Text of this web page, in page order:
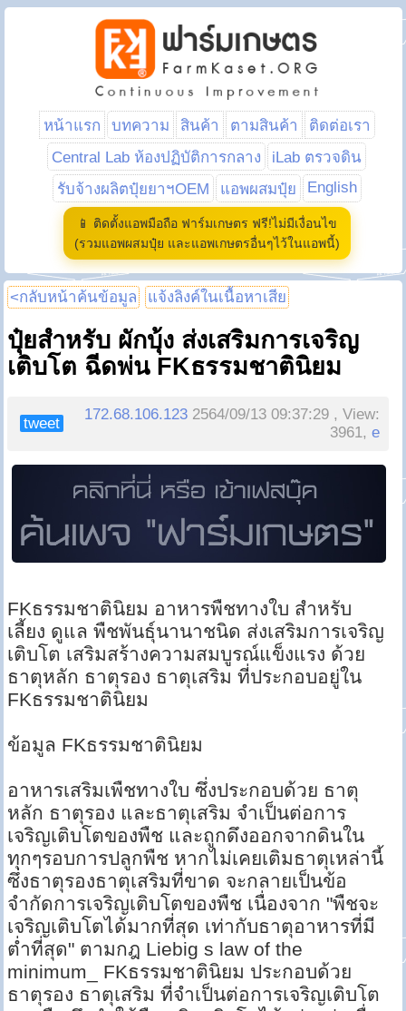
หน้าแรก บทความ สินค้า ตามสินค้า
ติดต่อเรา
Central Lab ห้องปฏิบัติการกลาง
iLab ตรวจดิน
รับจ้างผลิตปุ๋ยยาฯOEM
แอพผสมปุ๋ย English
📱 ติดตั้งแอพมือถือ ฟาร์มเกษตร ฟรี!ไม่มีเงื่อนไข
(รวมแอพผสมปุ๋ย และแอพเกษตรอื่นๆไว้ในแอพนี้)
<กลับหน้าค้นข้อมูล แจ้งลิงค์ในเนื้อหาเสีย
ปุ๋ยสำหรับ ผักบุ้ง ส่งเสริมการเจริญ
เติบโต ฉีดพ่น FKธรรมชาตินิยม
tweet
172.68.106.123 2564/09/13 09:37:29 , View:
3961,e
FKธรรมชาตินิยม อาหารพืชทางใบ สำหรับ
เลี้ยง ดูแล พืชพันธุ์นานาชนิด ส่งเสริมการเจริญ
เติบโต เสริมสร้างความสมบูรณ์แข็งแรง ด้วย
ธาตุหลัก ธาตุรอง ธาตุเสริม ที่ประกอบอยู่ใน
FKธรรมชาตินิยม
ข้อมูล FKธรรมชาตินิยม
อาหารเสริมเพืชทางใบ ซึ่งประกอบด้วย ธาตุ
หลัก ธาตุรอง และธาตุเสริม จำเป็นต่อการ
เจริญเติบโตของพืช และถูกดึงออกจากดินใน
ทุกๆรอบการปลูกพืช หากไม่เคยเติมธาตุเหล่านี้
ซึ่งธาตุรองธาตุเสริมที่ขาด จะกลายเป็นข้อ
จำกัดการเจริญเติบโตของพืช เนื่องจาก "พืชจะ
เจริญเติบโตได้มากที่สุด เท่ากับธาตุอาหารที่มี
ต่ำที่สุด" ตามกฎ Liebig s law of the
minimum_ FKธรรมชาตินิยม ประกอบด้วย
ธาตุรอง ธาตุเสริม ที่จำเป็นต่อการเจริญเติบโต